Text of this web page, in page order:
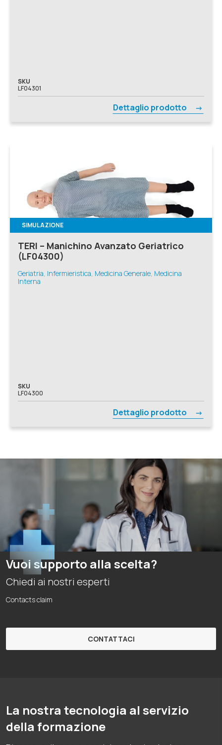
SKU
LF04301
Dettaglio prodotto
SIMULAZIONE
TERI – Manichino Avanzato Geriatrico
(LF04300)
Geriatria, Infermieristica, Medicina Generale, Medicina
Interna
SKU
LF04300
Dettaglio prodotto
Vuoi supporto alla scelta?
Chiedi ai nostri esperti
Contacts claim
CONTATTACI
La nostra tecnologia al servizio
della formazione